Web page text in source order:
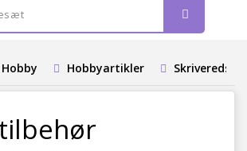
Hobbyartikler